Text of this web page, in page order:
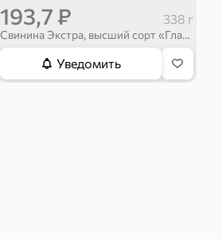
193,7 ₽ 338 г
Свинина Экстра, высший сорт «Главпродукт», 338 г
Уведомить